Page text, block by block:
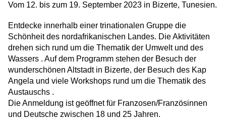
Vom 12. bis zum 19. September 2023 in Bizerte, Tunesien.
Entdecke innerhalb einer trinationalen Gruppe die
Schönheit des nordafrikanischen Landes. Die Aktivitäten
drehen sich rund um die Thematik der Umwelt und des
Wassers . Auf dem Programm stehen der Besuch der
wunderschönen Altstadt in Bizerte, der Besuch des Kap
Angela und viele Workshops rund um die Thematik des
Austauschs .
Die Anmeldung ist geöffnet für Franzosen/Französinnen
und Deutsche zwischen 18 und 25 Jahren.